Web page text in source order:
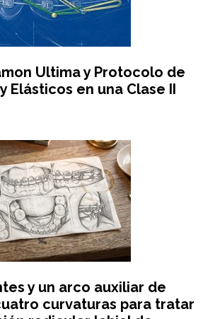
Ultima y Protocolo de
Elásticos en una Clase II
y un arco auxiliar de
curvaturas para tratar